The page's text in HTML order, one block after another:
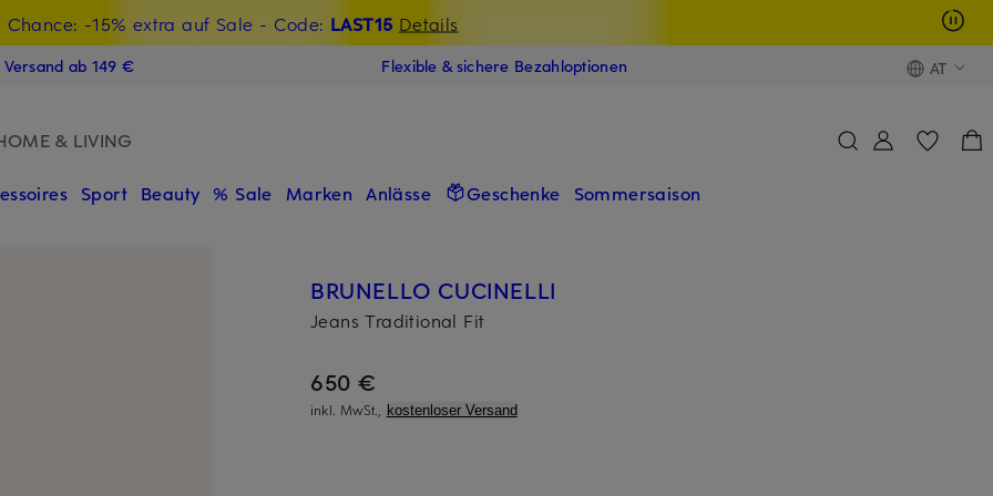
Chance: -15% extra auf Sale - Code: LAST15 Details
Willkommensgutschein mit Beyond sichern
ab 149 € Flexible & sichere Bezahloptionen AT
& LIVING
Sport Beauty % Sale Marken Anlässe Geschenke Sommersaison
BRUNELLO CUCINELLI
Jeans Traditional Fit
650 €
inkl. MwSt., kostenloser Versand